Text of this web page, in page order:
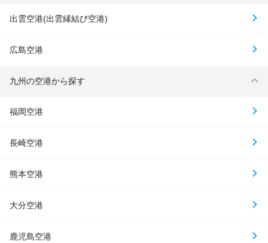
出雲空港(出雲縁結び空港)
広島空港
九州の空港から探す
福岡空港
長崎空港
熊本空港
大分空港
鹿児島空港